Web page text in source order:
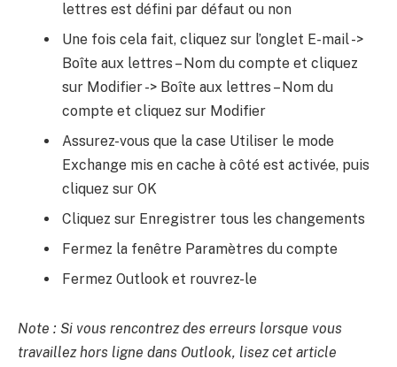
lettres est défini par défaut ou non
Une fois cela fait, cliquez sur l’onglet E-mail ->
Boîte aux lettres – Nom du compte et cliquez
sur Modifier -> Boîte aux lettres – Nom du
compte et cliquez sur Modifier
Assurez-vous que la case Utiliser le mode
Exchange mis en cache à côté est activée, puis
cliquez sur OK
Cliquez sur Enregistrer tous les changements
Fermez la fenêtre Paramètres du compte
Fermez Outlook et rouvrez-le
Note : Si vous rencontrez des erreurs lorsque vous
travaillez hors ligne dans Outlook, lisez cet article